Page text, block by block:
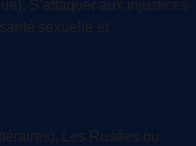
S’attaquer aux injustices
sexuelle et
Les Rusées ou